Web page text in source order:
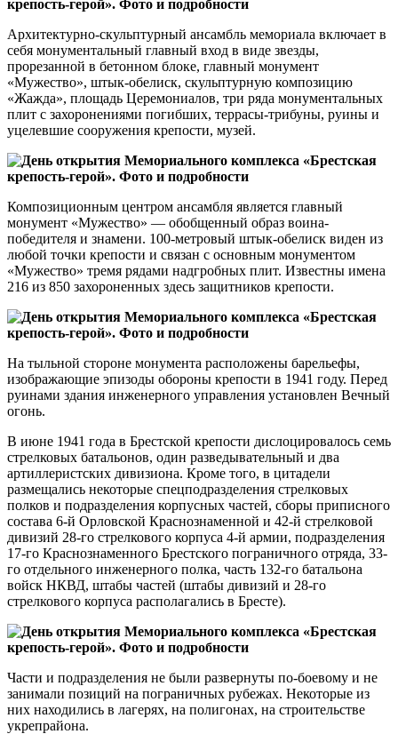
Архитектурно-скульптурный ансамбль мемориала включает в
себя монументальный главный вход в виде звезды,
прорезанной в бетонном блоке, главный монумент
«Мужество», штык-обелиск, скульптурную композицию
«Жажда», площадь Церемониалов, три ряда монументальных
плит с захоронениями погибших, террасы-трибуны, руины и
уцелевшие сооружения крепости, музей.
Композиционным центром ансамбля является главный
монумент «Мужество» — обобщенный образ воина-
победителя и знамени. 100-метровый штык-обелиск виден из
любой точки крепости и связан с основным монументом
«Мужество» тремя рядами надгробных плит. Известны имена
216 из 850 захороненных здесь защитников крепости.
На тыльной стороне монумента расположены барельефы,
изображающие эпизоды обороны крепости в 1941 году. Перед
руинами здания инженерного управления установлен Вечный
огонь.
В июне 1941 года в Брестской крепости дислоцировалось семь
стрелковых батальонов, один разведывательный и два
артиллеристских дивизиона. Кроме того, в цитадели
размещались некоторые спецподразделения стрелковых
полков и подразделения корпусных частей, сборы приписного
состава 6-й Орловской Краснознаменной и 42-й стрелковой
дивизий 28-го стрелкового корпуса 4-й армии, подразделения
17-го Краснознаменного Брестского пограничного отряда, 33-
го отдельного инженерного полка, часть 132-го батальона
войск НКВД, штабы частей (штабы дивизий и 28-го
стрелкового корпуса располагались в Бресте).
Части и подразделения не были развернуты по-боевому и не
занимали позиций на пограничных рубежах. Некоторые из
них находились в лагерях, на полигонах, на строительстве
укрепрайона.